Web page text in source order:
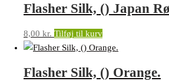
Flasher Silk, () Japan
8,00 kr. Tilføj til kurv
Flasher Silk, () Orange.